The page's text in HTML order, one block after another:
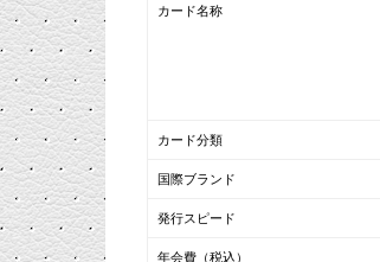
カード名称
カード分類
国際ブランド
発行スピード
年会費（税込）